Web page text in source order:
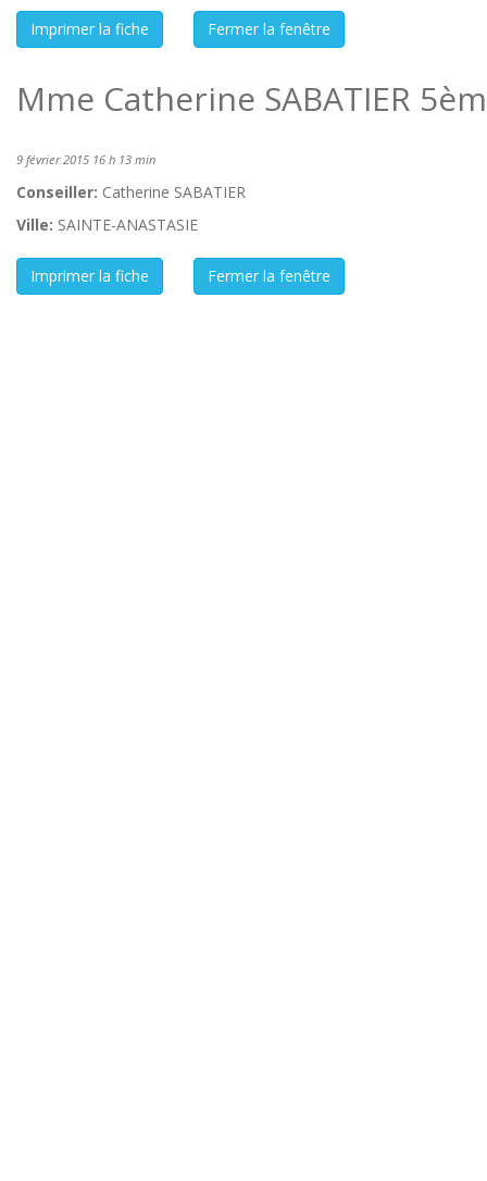
Mme Catherine SABATIER
9 février 2015 16 h 13 min
Conseiller: Catherine SABATIER
Ville: SAINTE-ANASTASIE